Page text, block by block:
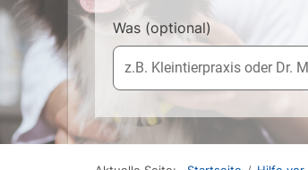
Was (optional)